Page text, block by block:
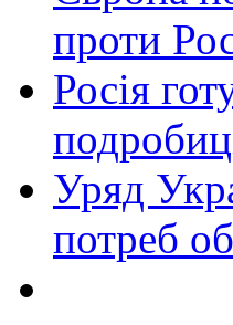
проти
Росія
Уряд
потреб